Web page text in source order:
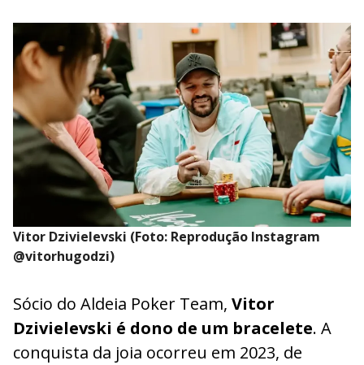
Vitor Dzivielevski (Foto: Reprodução Instagram
@vitorhugodzi)
Sócio do Aldeia Poker Team, Vitor
Dzivielevski é dono de um bracelete. A
conquista da joia ocorreu em 2023, de